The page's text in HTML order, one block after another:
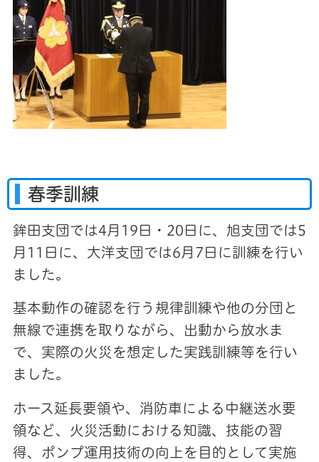
春季訓練
鉾田支団では4月19日・20日に、旭支団では5
月11日に、大洋支団では6月7日に訓練を行い
ました。
基本動作の確認を行う規律訓練や他の分団と
無線で連携を取りながら、出動から放水ま
で、実際の火災を想定した実践訓練等を行い
ました。
ホース延長要領や、消防車による中継送水要
領など、火災活動における知識、技能の習
得、ポンプ運用技術の向上を目的として実施